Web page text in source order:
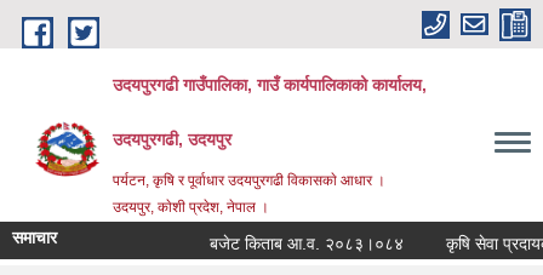
Skip to main content
उदयपुरगढी गाउँपालिका, गाउँ कार्यपालिकाको कार्यालय,
उदयपुरगढी, उदयपुर
पर्यटन, कृषि र पूर्वाधार उदयपुरगढी विकासकाे आधार ।
उदयपुर, काेशी प्रदेश, नेपाल ।
समाचार बजेट किताब आ.व. २०८३।०८४ कृषि सेवा